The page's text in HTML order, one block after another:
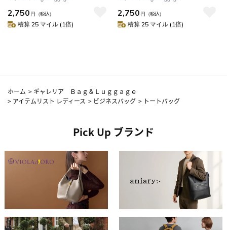
チ 横 横型 ミニ ミニトート お弁
当バッグ 可愛い かわいい おし
ゃれ カジュアル OUI MINI
2,750 円 （税込）
積算 25 マイル (1倍)
チ 横 横型 ミニ ミニトート お弁
当バッグ 可愛い かわいい おし
ゃれ カジュアル OUI MINI
2,750 円 （税込）
積算 25 マイル (1倍)
ホーム > ギャレリア Ｂａｇ＆Ｌｕｇｇａｇｅ
> アイテムリスト レディース > ビジネスバッグ > トートバッグ
Pick Up ブランド